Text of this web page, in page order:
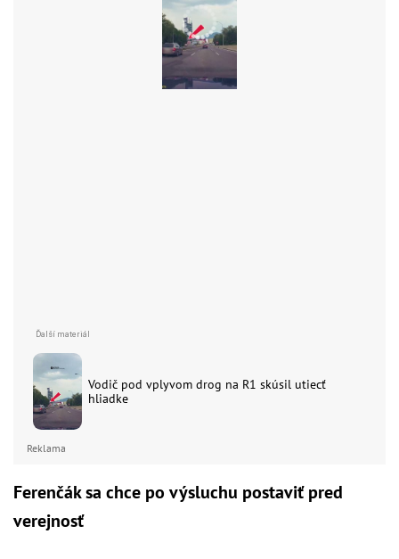
Vodič pod vplyvom drog na R1 skúsil utiecť
hliadke
Reklama
Ferenčák sa chce po výsluchu postaviť pred
verejnosť